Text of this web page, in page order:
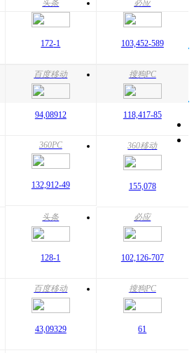
头条
172-1
必应
103,452-589
百度移动
94,08912
搜狗PC
118,417-85
360PC
132,912-49
360移动
155,078
头条
128-1
必应
102,126-707
百度移动
43,09329
搜狗PC
61